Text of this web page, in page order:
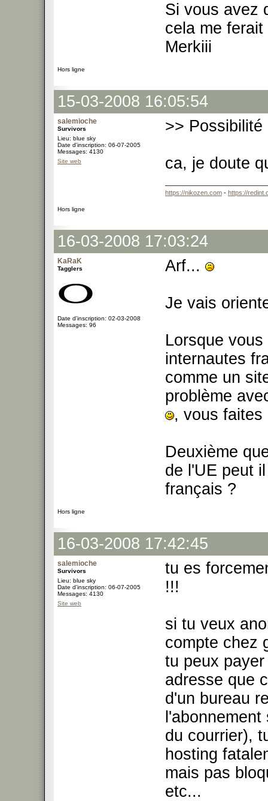
Si vous avez
cela me
Merkiii
Hors ligne
15-03-2008 16:05:54
salemioche
Survivors
Lieu: blue sky
Date d'inscription: 06-07-2005
Messages: 4130
Site web
>>
ca, je doute
https://nikozen.com - https://
Hors ligne
16-03-2008 17:03:24
KaRaK
Tagglers
Date d'inscription: 02-03-2008
Messages: 96
Arf...
Je vais
Lorsque
internautes
comme un
problème
, vous faites
Deuxième
de l'UE peut
français ?
Hors ligne
16-03-2008 17:42:45
salemioche
Survivors
Lieu: blue sky
Date d'inscription: 06-07-2005
Messages: 4130
Site web
tu es
!!!
si tu veux
compte chez
tu peux
adresse que
d'un bureau
du courrier),
hosting
mais pas
etc...